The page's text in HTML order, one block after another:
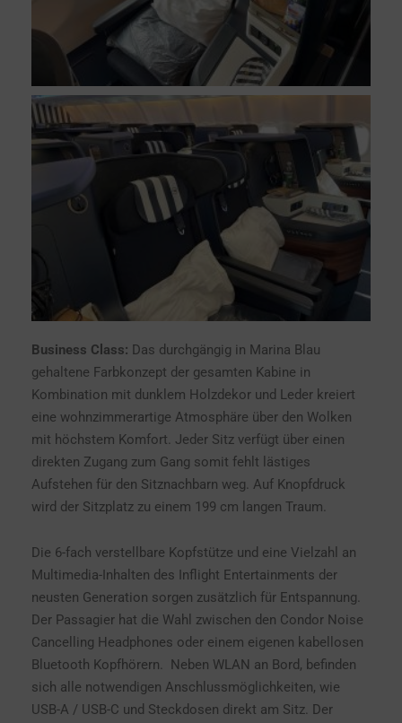
Business Class: Das durchgängig in Marina Blau
gehaltene Farbkonzept der gesamten Kabine in
Kombination mit dunklem Holzdekor und Leder kreiert
eine wohnzimmerartige Atmosphäre über den Wolken
mit höchstem Komfort. Jeder Sitz verfügt über einen
direkten Zugang zum Gang somit fehlt lästiges
Aufstehen für den Sitznachbarn weg. Auf Knopfdruck
wird der Sitzplatz zu einem 199 cm langen Traum.
Die 6-fach verstellbare Kopfstütze und eine Vielzahl an
Multimedia-Inhalten des Inflight Entertainments der
neusten Generation sorgen zusätzlich für Entspannung.
Der Passagier hat die Wahl zwischen den Condor Noise
Cancelling Headphones oder einem eigenen kabellosen
Bluetooth Kopfhörern. Neben WLAN an Bord, befinden
sich alle notwendigen Anschlussmöglichkeiten, wie
USB-A / USB-C und Steckdosen direkt am Sitz. Der